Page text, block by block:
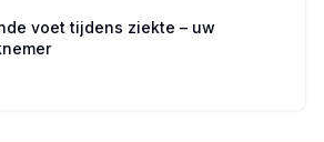
voet tijdens ziekte – uw